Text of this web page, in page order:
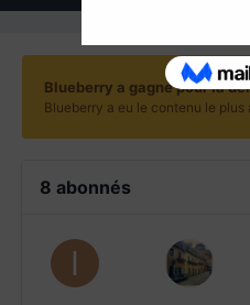
Blueberry a gagné pour la
Blueberry a eu le contenu le plus
8 abonnés